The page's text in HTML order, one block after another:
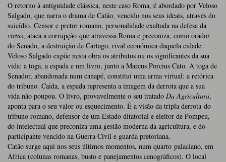
O retorno à antiguidade clássica, neste caso Roma, é abordado por Veloso
Salgado, que narra o drama de Catão, vencido nos seus ideais, através do
suicídio. Censor e pretor romano, personalidade exaltada na defesa da
virtus, ataca a corrupção que atravessa Roma e preconiza, como orador
do Senado, a destruição de Cartago, rival económica daquela cidade.
Veloso Salgado expõe nesta obra os atributos ou os significantes da sua
vida: a toga, a espada e um livro, junto a Marcus Porcius Cato. A toga de
Senador, abandonada num canapé, constitui uma arma virtual: a retórica
do tribuno. Caída, a espada representa a imagem da derrota que a sua
vida não poupou. O livro, provavelmente o seu tratado Da Agricultura,
aponta para o seu valor ou esquecimento. É a visão da tripla derrota do
tribuno romano, defensor de um Estado ditatorial e eleitor de Pompeu,
do intelectual que preconiza uma gestão moderna da agricultura, e do
participante vencido na Guerra Civil e guarda pretoriana.
Catão surge aqui nos seus últimos momentos, num quarto palaciano, em
África (colunas romanas, busto e panejamentos cenográficos). O local